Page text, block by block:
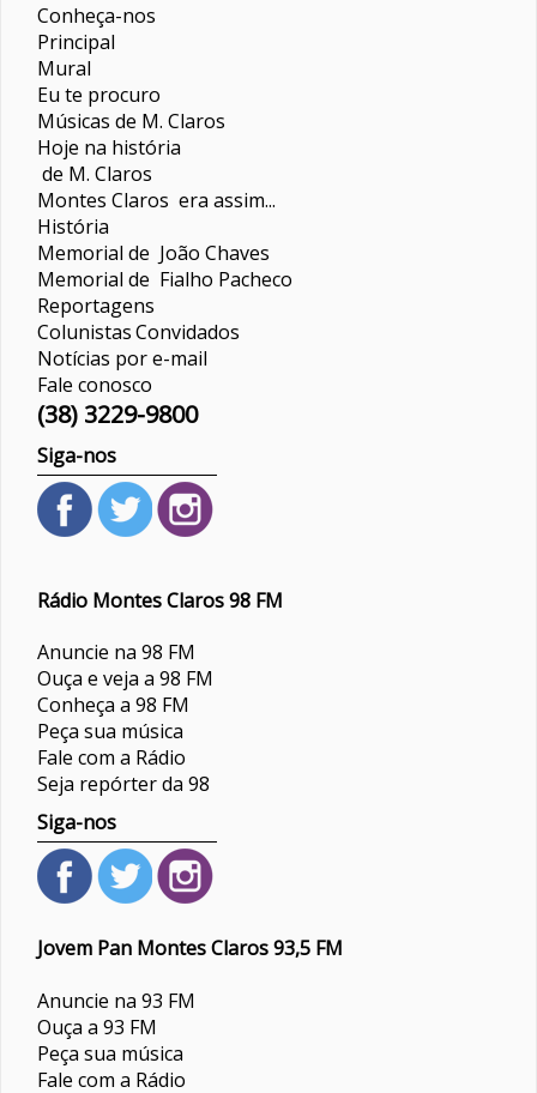
Conheça-nos
Principal
Mural
Eu te procuro
Músicas de M. Claros
Hoje na história
de M. Claros
Montes Claros era assim...
História
Memorial de João Chaves
Memorial de Fialho Pacheco
Reportagens
ColunistasConvidados
Notícias por e-mail
Fale conosco
(38) 3229-9800
Siga-nos
Rádio Montes Claros 98 FM
Anuncie na 98 FM
Ouça e veja a 98 FM
Conheça a 98 FM
Peça sua música
Fale com a Rádio
Seja repórter da 98
Siga-nos
Jovem Pan Montes Claros 93,5 FM
Anuncie na 93 FM
Ouça a 93 FM
Peça sua música
Fale com a Rádio